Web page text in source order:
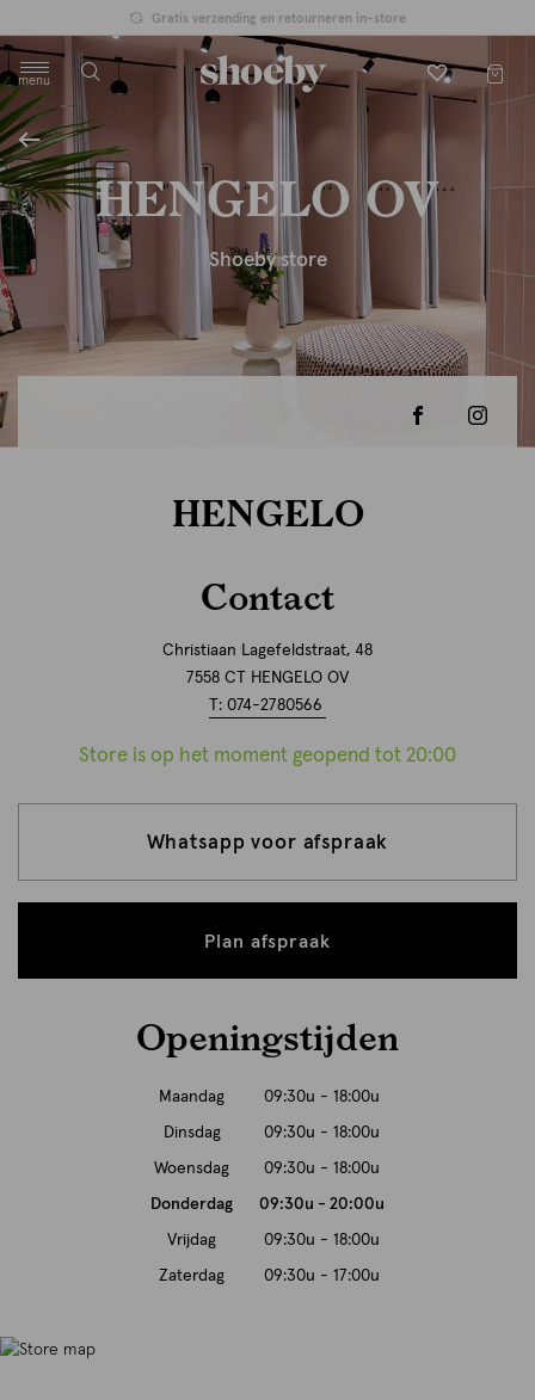
Gratis verzending en retourneren in-store
menu
label.header.toggle
HENGELO OV
Shoeby store
HENGELO
Contact
Christiaan Lagefeldstraat, 48
7558 CT HENGELO OV
T: 074-2780566
Store is op het moment geopend tot 20:00
Whatsapp voor afspraak
Plan afspraak
Openingstijden
Maandag 09:30u - 18:00u
Dinsdag 09:30u - 18:00u
Woensdag 09:30u - 18:00u
Donderdag 09:30u - 20:00u
Vrijdag 09:30u - 18:00u
Zaterdag 09:30u - 17:00u